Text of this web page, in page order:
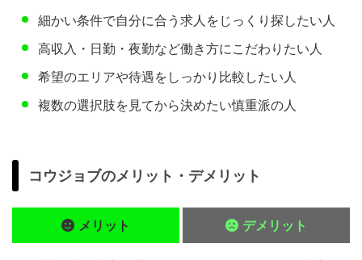
細かい条件で自分に合う求人をじっくり探したい人
高収入・日勤・夜勤など働き方にこだわりたい人
希望のエリアや待遇をしっかり比較したい人
複数の選択肢を見てから決めたい慎重派の人
コウジョブのメリット・デメリット
メリット デメリット